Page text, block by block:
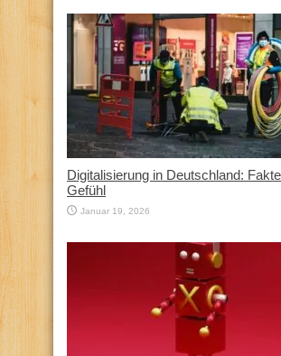
Digitalisierung in Deutschland:
Gefühl
Januar 19, 2026